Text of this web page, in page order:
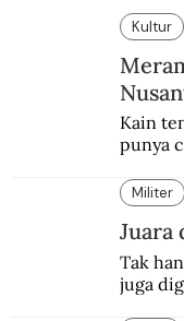
Kultur
Kain
punya
belum
Militer
Juara
Tak
juga